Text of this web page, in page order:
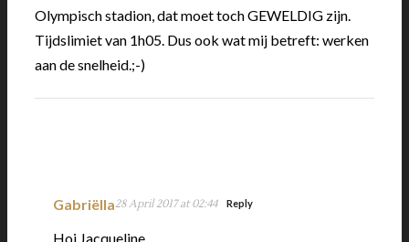
Olympisch stadion, dat moet toch GEWELDIG zijn.
Tijdslimiet van 1h05. Dus ook wat mij betreft: werken
aan de snelheid.;-)
Gabriëlla28 April 2017 at 02:44 Reply
Hoi Jacqueline,